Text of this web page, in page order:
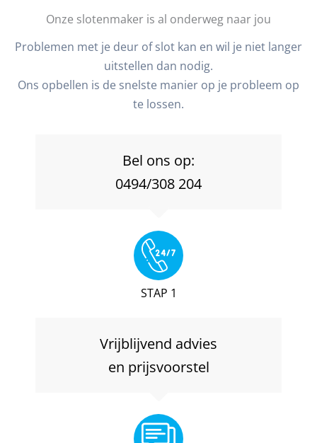
Onze slotenmaker is al onderweg naar jou
Problemen met je deur of slot kan en wil je niet langer
uitstellen dan nodig.
Ons opbellen is de snelste manier op je probleem op
te lossen.
Bel ons op:
0494/308 204
STAP 1
Vrijblijvend advies
en prijsvoorstel